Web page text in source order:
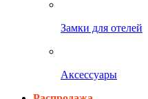
Замки для отелей
Аксессуары